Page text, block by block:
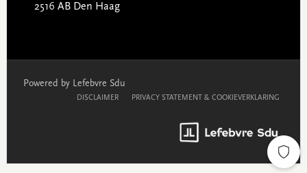
2516 AB Den Haag
Powered by Lefebvre Sdu
DISCLAIMER PRIVACY STATEMENT & COOKIEVERKLARING